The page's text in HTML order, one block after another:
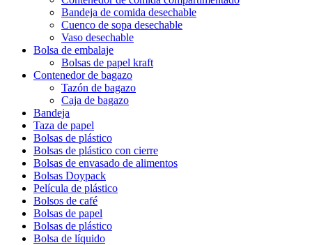
Bandeja de comida desechable
Cuenco de sopa desechable
Vaso desechable
Bolsa de embalaje
Bolsas de papel kraft
Contenedor de bagazo
Tazón de bagazo
Caja de bagazo
Bandeja
Taza de papel
Bolsas de plástico
Bolsas de plástico con cierre
Bolsas de envasado de alimentos
Bolsas Doypack
Película de plástico
Bolsos de café
Bolsas de papel
Bolsas de plástico
Bolsa de líquido